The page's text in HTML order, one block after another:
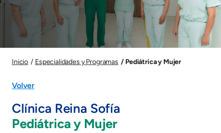
Inicio Especialidades y Programas Pediátrica y Mujer
Volver
Clínica Reina Sofía
Pediátrica y Mujer